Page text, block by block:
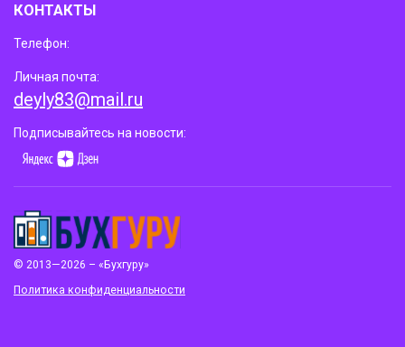
© 2013—2026 – «Бухгуру»
Политика конфиденциальности
КОНТАКТЫ
Телефон:
Личная почта:
deyly83@mail.ru
Подписывайтесь на новости: